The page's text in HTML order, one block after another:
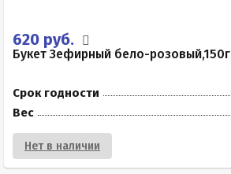
620 руб.
Букет Зефирный бело-розовый,150г
Срок годности
Вес
Нет в наличии